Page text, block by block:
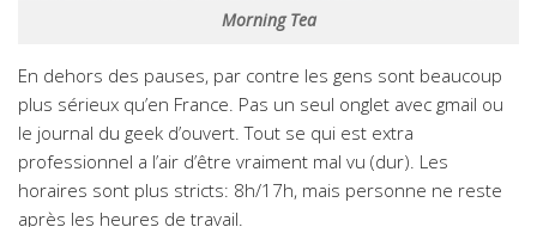
Morning Tea
En dehors des pauses, par contre les gens sont beaucoup
plus sérieux qu’en France. Pas un seul onglet avec gmail ou
le journal du geek d’ouvert. Tout se qui est extra
professionnel a l’air d’être vraiment mal vu (dur). Les
horaires sont plus stricts: 8h/17h, mais personne ne reste
après les heures de travail.